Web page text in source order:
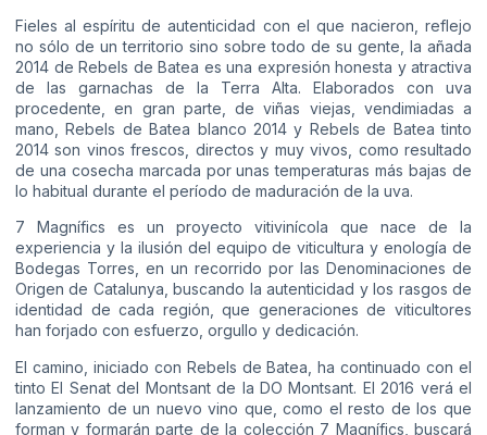
Fieles al espíritu de autenticidad con el que nacieron, reflejo
no sólo de un territorio sino sobre todo de su gente, la añada
2014 de Rebels de Batea es una expresión honesta y atractiva
de las garnachas de la Terra Alta. Elaborados con uva
procedente, en gran parte, de viñas viejas, vendimiadas a
mano, Rebels de Batea blanco 2014 y Rebels de Batea tinto
2014 son vinos frescos, directos y muy vivos, como resultado
de una cosecha marcada por unas temperaturas más bajas de
lo habitual durante el período de maduración de la uva.
7 Magnífics es un proyecto vitivinícola que nace de la
experiencia y la ilusión del equipo de viticultura y enología de
Bodegas Torres, en un recorrido por las Denominaciones de
Origen de Catalunya, buscando la autenticidad y los rasgos de
identidad de cada región, que generaciones de viticultores
han forjado con esfuerzo, orgullo y dedicación.
El camino, iniciado con Rebels de Batea, ha continuado con el
tinto El Senat del Montsant de la DO Montsant. El 2016 verá el
lanzamiento de un nuevo vino que, como el resto de los que
forman y formarán parte de la colección 7 Magnífics, buscará